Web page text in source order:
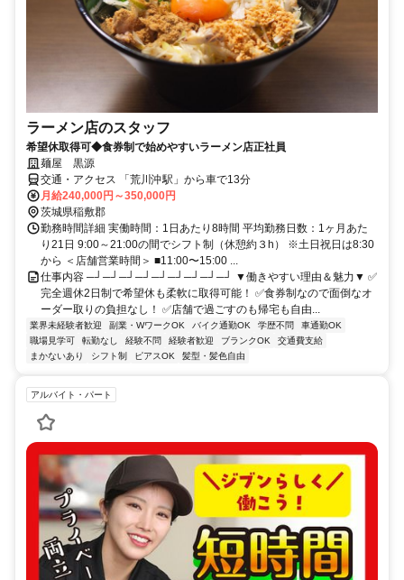
ラーメン店のスタッフ
希望休取得可◆食券制で始めやすいラーメン店正社員
麺屋 黒源
交通・アクセス 「荒川沖駅」から車で13分
月給240,000円～350,000円
茨城県稲敷郡
勤務時間詳細 実働時間：1日あたり8時間 平均勤務日数：1ヶ月あた
り21日 9:00～21:00の間でシフト制（休憩約３h） ※土日祝日は8:30
から ＜店舗営業時間＞ ■11:00〜15:00 ...
仕事内容 ─┘─┘─┘─┘─┘─┘─┘─┘─┘ ▼働きやすい理由＆魅力▼ ✅
完全週休2日制で希望休も柔軟に取得可能！ ✅食券制なので面倒なオ
ーダー取りの負担なし！ ✅店舗で過ごすのも帰宅も自由...
業界未経験者歓迎 副業・WワークOK バイク通勤OK 学歴不問
車通勤OK
職場見学可
転勤なし 経験不問 経験者歓迎 ブランクOK
交通費支給
まかないあり
シフト制 ピアスOK 髪型・髪色自由
アルバイト・パート